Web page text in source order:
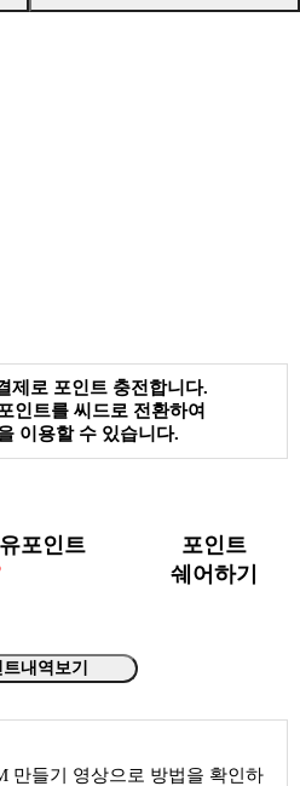
제로 포인트 충전합니다.
인트를 씨드로 전환하여
이용할 수 있습니다.
포인트
포인트
쉐어하기
트내역보기
만들기 영상으로 방법을 확인하